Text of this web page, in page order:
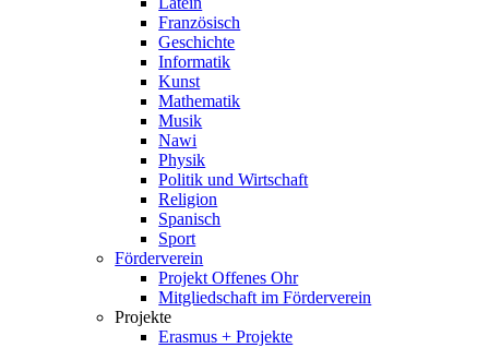
Französisch
Geschichte
Informatik
Kunst
Mathematik
Musik
Nawi
Physik
Politik und Wirtschaft
Religion
Spanisch
Sport
Förderverein
Projekt Offenes Ohr
Mitgliedschaft im Förderverein
Projekte
Erasmus + Projekte